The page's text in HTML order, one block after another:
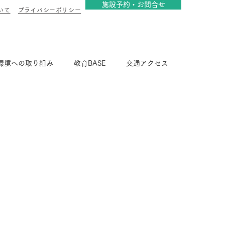
て ​プライバシーポリシー
施設予約・お問合せ
境への取り組み 教育BASE 交通アクセス